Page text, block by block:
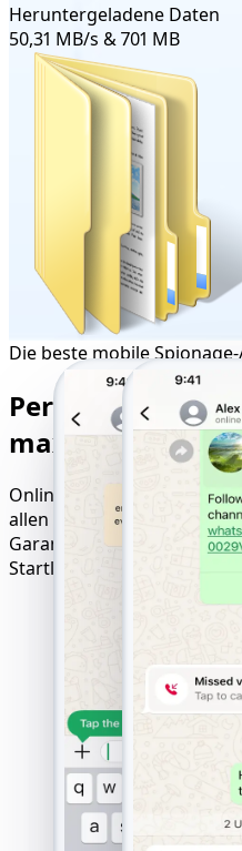
Heruntergeladene Daten
50,31 MB/s & 701 MB
Die beste mobile
Perfekte
maximale
Online-Tool zum Hacken
allen Geräten,
Garantierte Ergebnisse mit
Startlogik.